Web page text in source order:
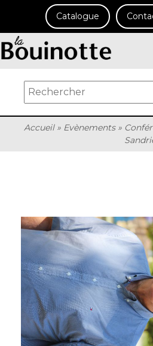
Catalogue
Accueil» Evènements»